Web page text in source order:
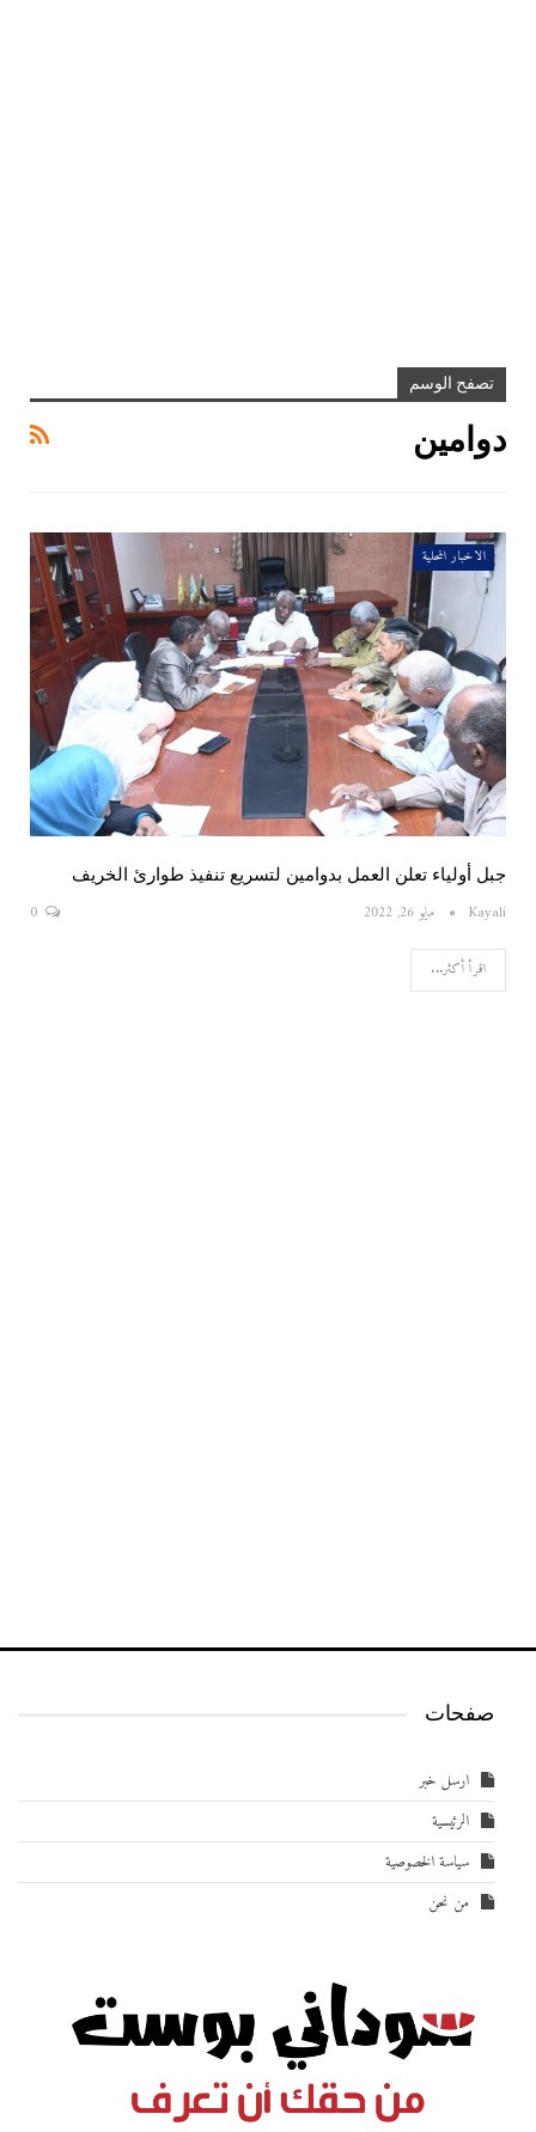
تصفح الوسم
دوامين
الاخبار المحلية
جبل أولياء تعلن العمل بدوامين لتسريع تنفيذ طوارئ الخريف
Kayali مايو 26, 2022
اقرأ أكثر...
صفحات
ارسل خبر
الرئيسية
سياسة الخصوصية
من نحن